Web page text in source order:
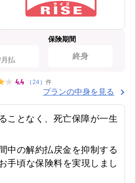
保険期間
終身
4.4 （ 24 ） 件
プランの中身を見る
ことなく、死亡保障が一生
中の解約払戻金を抑制する
手頃な保険料を実現しまし